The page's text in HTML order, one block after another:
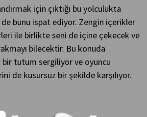
için çıktığı bu yolculukta
de bunu ispat ediyor. Zengin içerikler
ile birlikte seni de içine çekecek ve
bilecektir. Bu konuda
tutum sergiliyor ve oyuncu
de kusursuz bir şekilde karşılıyor.